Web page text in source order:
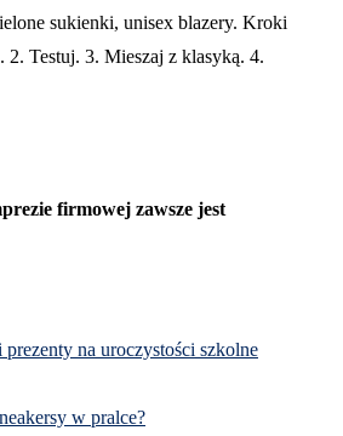
sukienki, unisex blazery. Kroki
2. Testuj. 3. Mieszaj z klasyką. 4.
firmowej zawsze jest
na uroczystości szkolne
w pralce?